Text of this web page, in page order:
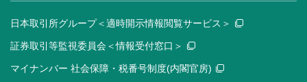
日本取引所グループ＜適時開示情報閲覧サービス＞
証券取引等監視委員会＜情報受付窓口＞
マイナンバー 社会保障・税番号制度(内閣官房)